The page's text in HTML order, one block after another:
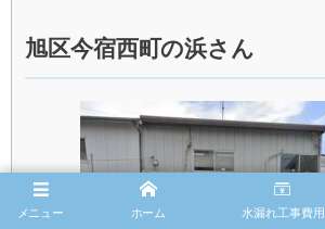
旭区今宿西町の浜さん
メニュー ホーム 水漏れ工事費用